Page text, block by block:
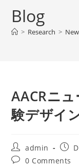
Blog
> Research >
AACRニ
験デザイ
Post
author:
admin
Post
Post0 Comments